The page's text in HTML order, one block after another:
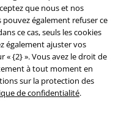
que nous et nos
également refuser ce
ce cas, seuls les cookies
également ajuster vos
« {2} ». Vous avez le droit de
à tout moment en
sur la protection des
de confidentialité.
l'environnement